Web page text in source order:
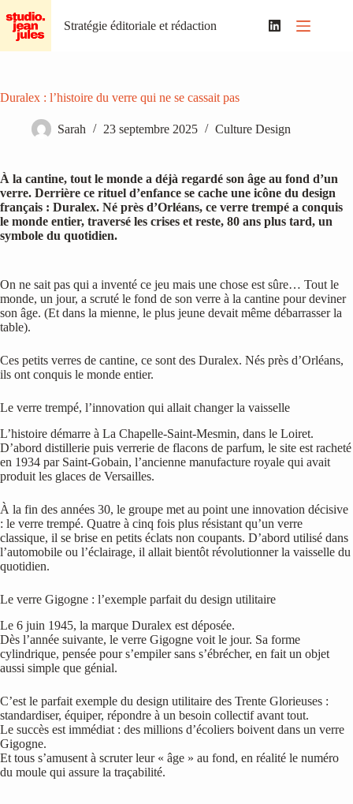
au
contenu
Stratégie éditoriale et rédaction
Duralex : l’histoire du verre qui ne se cassait pas
Sarah 23 septembre 2025 Culture Design
À la cantine, tout le monde a déjà regardé son âge au fond d’un
verre. Derrière ce rituel d’enfance se cache une icône du design
français : Duralex. Né près d’Orléans, ce verre trempé a conquis
le monde entier, traversé les crises et reste, 80 ans plus tard, un
symbole du quotidien.
On ne sait pas qui a inventé ce jeu mais une chose est sûre… Tout le
monde, un jour, a scruté le fond de son verre à la cantine pour deviner
son âge. (Et dans la mienne, le plus jeune devait même débarrasser la
table).
Ces petits verres de cantine, ce sont des Duralex. Nés près d’Orléans,
ils ont conquis le monde entier.
Le verre trempé, l’innovation qui allait changer la vaisselle
L’histoire démarre à La Chapelle-Saint-Mesmin, dans le Loiret.
D’abord distillerie puis verrerie de flacons de parfum, le site est racheté
en 1934 par Saint-Gobain, l’ancienne manufacture royale qui avait
produit les glaces de Versailles.
À la fin des années 30, le groupe met au point une innovation décisive
: le verre trempé. Quatre à cinq fois plus résistant qu’un verre
classique, il se brise en petits éclats non coupants. D’abord utilisé dans
l’automobile ou l’éclairage, il allait bientôt révolutionner la vaisselle du
quotidien.
Le verre Gigogne : l’exemple parfait du design utilitaire
Le 6 juin 1945, la marque Duralex est déposée.
Dès l’année suivante, le verre Gigogne voit le jour. Sa forme
cylindrique, pensée pour s’empiler sans s’ébrécher, en fait un objet
aussi simple que génial.
C’est le parfait exemple du design utilitaire des Trente Glorieuses :
standardiser, équiper, répondre à un besoin collectif avant tout.
Le succès est immédiat : des millions d’écoliers boivent dans un verre
Gigogne.
Et tous s’amusent à scruter leur « âge » au fond, en réalité le numéro
du moule qui assure la traçabilité.